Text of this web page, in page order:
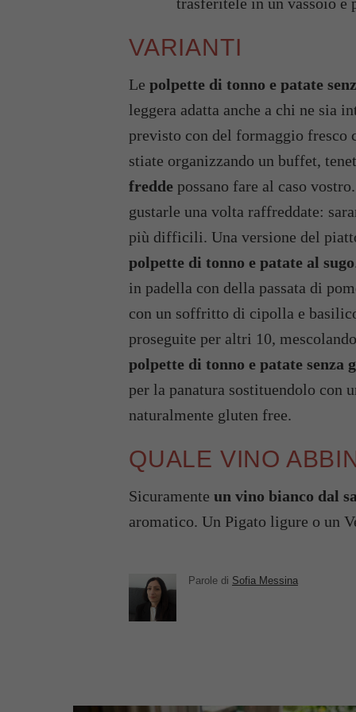
VARIANTI
Le polpette di tonno e patate
leggera adatta anche a chi ne sia
previsto con del formaggio fresco
stiate organizzando un buffet,
fredde possano fare al caso
gustarle una volta raffreddate:
più difficili. Una versione del
polpette di tonno e patate al sugo
in padella con della passata di
con un soffritto di cipolla e
proseguite per altri 10,
polpette di tonno e patate senza
per la panatura sostituendolo con
naturalmente gluten free.
QUALE VINO
Sicuramente un vino bianco dal
aromatico. Un Pigato ligure o un
Parole di Sofia Messina